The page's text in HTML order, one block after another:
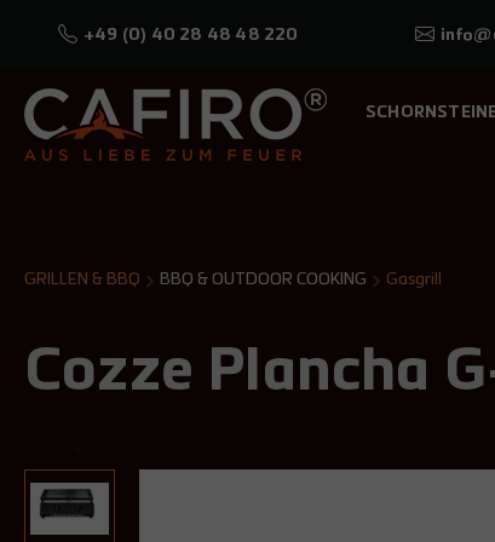
+49 (0) 40 28 48 48 220
GRILLEN & BBQ BBQ & OUTDOOR COOKING Gasgrill
Cozze Plancha